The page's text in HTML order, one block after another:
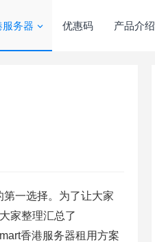
服务器 优惠码 产品介绍
一选择。为了让大家
家整理汇总了
香港服务器租用方案